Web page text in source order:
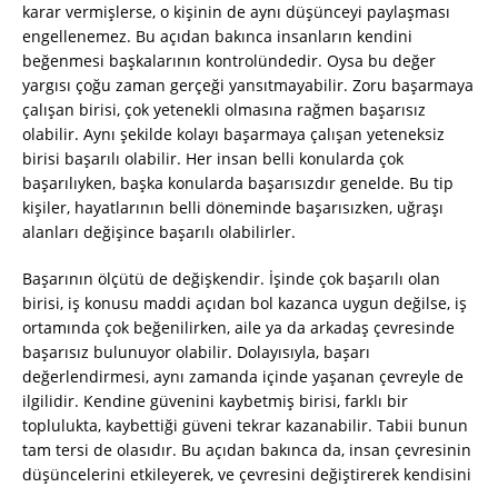
karar vermişlerse, o kişinin de aynı düşünceyi paylaşması
engellenemez. Bu açıdan bakınca insanların kendini
beğenmesi başkalarının kontrolündedir. Oysa bu değer
yargısı çoğu zaman gerçeği yansıtmayabilir. Zoru başarmaya
çalışan birisi, çok yetenekli olmasına rağmen başarısız
olabilir. Aynı şekilde kolayı başarmaya çalışan yeteneksiz
birisi başarılı olabilir. Her insan belli konularda çok
başarılıyken, başka konularda başarısızdır genelde. Bu tip
kişiler, hayatlarının belli döneminde başarısızken, uğraşı
alanları değişince başarılı olabilirler.
Başarının ölçütü de değişkendir. İşinde çok başarılı olan
birisi, iş konusu maddi açıdan bol kazanca uygun değilse, iş
ortamında çok beğenilirken, aile ya da arkadaş çevresinde
başarısız bulunuyor olabilir. Dolayısıyla, başarı
değerlendirmesi, aynı zamanda içinde yaşanan çevreyle de
ilgilidir. Kendine güvenini kaybetmiş birisi, farklı bir
toplulukta, kaybettiği güveni tekrar kazanabilir. Tabii bunun
tam tersi de olasıdır. Bu açıdan bakınca da, insan çevresinin
düşüncelerini etkileyerek, ve çevresini değiştirerek kendisini